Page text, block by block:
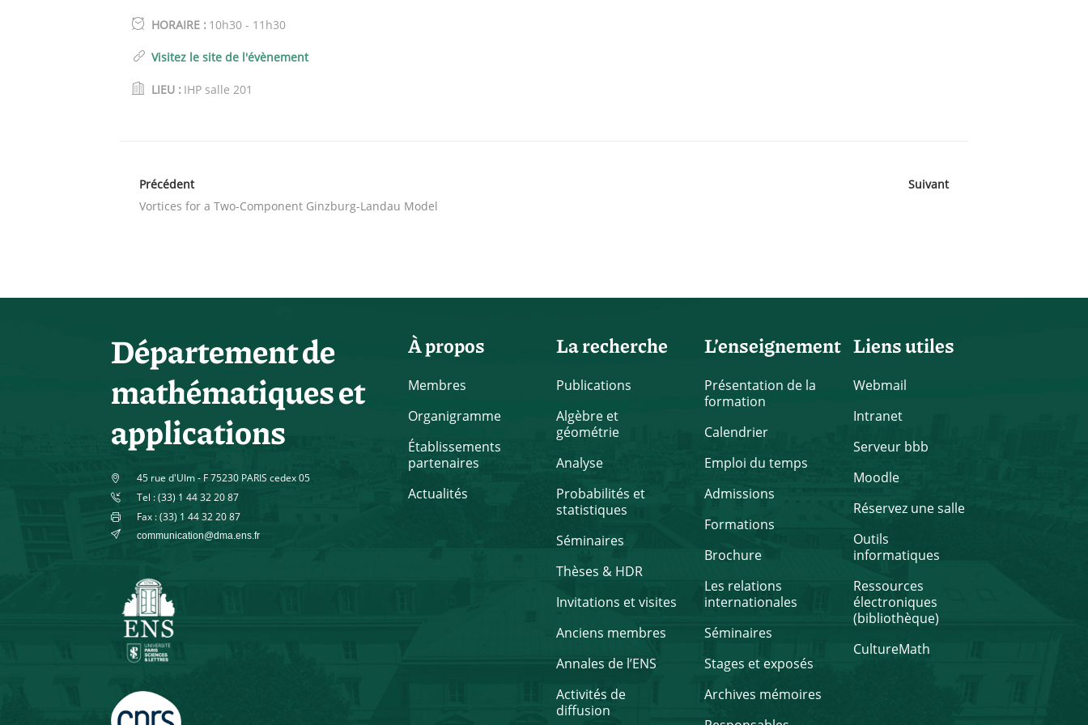
HORAIRE : 10h30 - 11h30
Visitez le site de l'évènement
LIEU : IHP salle 201
Précédent
Vortices for a Two-Component Ginzburg-Landau Model
Suivant
Département de
mathématiques et
applications
45 rue d'Ulm - F 75230 PARIS cedex 05
Tel : (33) 1 44 32 20 87
Fax : (33) 1 44 32 20 87
communication@dma.ens.fr
À propos
Membres
Organigramme
Établissements
partenaires
Actualités
La recherche
Publications
Algèbre et
géométrie
Analyse
Probabilités et
statistiques
Séminaires
Thèses & HDR
Invitations et visites
Anciens membres
Annales de l’ENS
Activités de
diffusion
L’enseignement
Présentation de la
formation
Calendrier
Emploi du temps
Admissions
Formations
Brochure
Les relations
internationales
Séminaires
Stages et exposés
Archives mémoires
Liens utiles
Webmail
Intranet
Serveur bbb
Moodle
Réservez une salle
Outils
informatiques
Ressources
électroniques
(bibliothèque)
CultureMath